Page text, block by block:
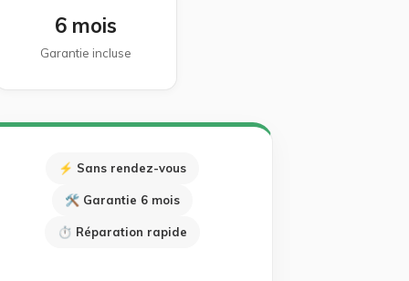
6 mois
Garantie incluse
⚡ Sans rendez-vous
🛠 Garantie 6 mois
⏱ Réparation rapide